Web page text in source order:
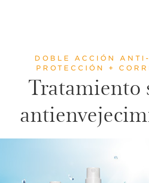
DOBLE ACCIÓN
PROTECCIÓN +
Tratamiento